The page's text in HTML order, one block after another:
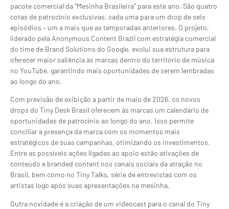
pacote comercial da “Mesinha Brasileira” para este ano. São quatro
cotas de patrocínio exclusivas, cada uma para um drop de seis
episódios – um a mais que as temporadas anteriores. O projeto,
liderado pela Anonymous Content Brazil com estratégia comercial
do time de Brand Solutions do Google, evolui sua estrutura para
oferecer maior saliência às marcas dentro do território de música
no YouTube, garantindo mais oportunidades de serem lembradas
ao longo do ano.
Com previsão de exibição a partir de maio de 2026, os novos
drops do Tiny Desk Brasil oferecem às marcas um calendário de
oportunidades de patrocínio ao longo do ano. Isso permite
conciliar a presença da marca com os momentos mais
estratégicos de suas campanhas, otimizando os investimentos.
Entre as possíveis ações ligadas ao apoio estão ativações de
conteúdo e branded content nos canais sociais da atração no
Brasil, bem como no Tiny Talks, série de entrevistas com os
artistas logo após suas apresentações na mesinha.
Outra novidade é a criação de um videocast para o canal do Tiny